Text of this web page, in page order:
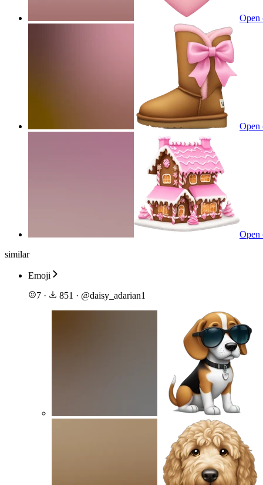
Open
Open
Open
similar
Emoji
7 · 851 · @daisy_adarian1